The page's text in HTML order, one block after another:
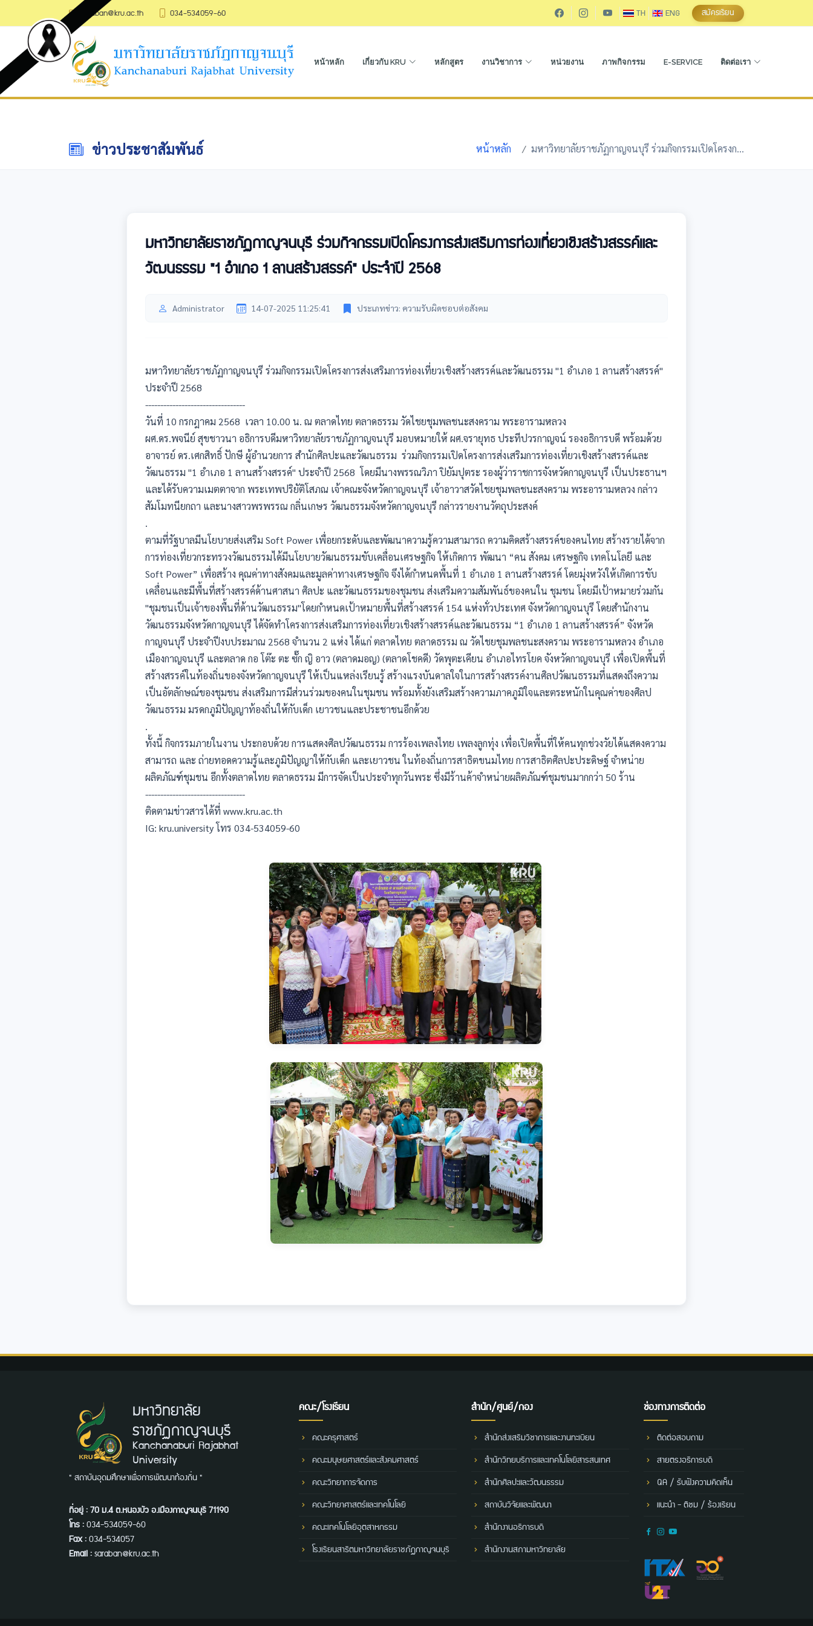
saraban@kru.ac.th 034-534059-60 TH ENG สมัครเรียน
หน้าหลัก เกี่ยวกับ KRU หลักสูตร งานวิชาการ หน่วยงาน ภาพกิจกรรม E-SERVICE ติดต่อเรา
ข่าวประชาสัมพันธ์ หน้าหลัก มหาวิทยาลัยราชภัฏกาญจนบุรี ร่วมกิจกรรมเปิดโครงก...
มหาวิทยาลัยราชภัฏกาญจนบุรี ร่วมกิจกรรมเปิดโครงการส่งเสริมการท่องเที่ยวเชิงสร้างสรรค์และ
วัฒนธรรม "1 อำเภอ 1 ลานสร้างสรรค์" ประจำปี 2568
Administrator 14-07-2025 11:25:41 ประเภทข่าว: ความรับผิดชอบต่อสังคม
มหาวิทยาลัยราชภัฏกาญจนบุรี ร่วมกิจกรรมเปิดโครงการส่งเสริมการท่องเที่ยวเชิงสร้างสรรค์และวัฒนธรรม "1 อำเภอ 1 ลานสร้างสรรค์"
ประจำปี 2568
---------------------------------
วันที่ 10 กรกฎาคม 2568 เวลา 10.00 น. ณ ตลาดไทย ตลาดธรรม วัดไชยชุมพลชนะสงคราม พระอารามหลวง
ผศ.ดร.พจนีย์ สุขชาวนา อธิการบดีมหาวิทยาลัยราชภัฏกาญจนบุรี มอบหมายให้ ผศ.จรายุทธ ประทีปวรกาญจน์ รองอธิการบดี พร้อมด้วย
อาจารย์ ดร.เศกสิทธิ์ ปักษี ผู้อำนวยการ สำนักศิลปะและวัฒนธรรม ร่วมกิจกรรมเปิดโครงการส่งเสริมการท่องเที่ยวเชิงสร้างสรรค์และ
วัฒนธรรม "1 อำเภอ 1 ลานสร้างสรรค์" ประจำปี 2568 โดยมีนางพรรณวิภา ปิยัมปุตระ รองผู้ว่าราชการจังหวัดกาญจนบุรี เป็นประธานฯ
และได้รับความเมตตาจาก พระเทพปริยัติโสภณ เจ้าคณะจังหวัดกาญจนบุรี เจ้าอาวาสวัดไชยชุมพลชนะสงคราม พระอารามหลวง กล่าว
สัมโมทนียกถา และนางสาวพรพรรณ กลิ่นเกษร วัฒนธรรมจังหวัดกาญจนบุรี กล่าวรายงานวัตถุประสงค์
.
ตามที่รัฐบาลมีนโยบายส่งเสริม Soft Power เพื่อยกระดับและพัฒนาความรู้ความสามารถ ความคิดสร้างสรรค์ของคนไทย สร้างรายได้จาก
การท่องเที่ยวกระทรวงวัฒนธรรมได้มีนโยบายวัฒนธรรมขับเคลื่อนเศรษฐกิจ ให้เกิดการ พัฒนา “คน สังคม เศรษฐกิจ เทคโนโลยี และ
Soft Power” เพื่อสร้าง คุณค่าทางสังคมและมูลค่าทางเศรษฐกิจ จึงได้กำหนดพื้นที่ 1 อำเภอ 1 ลานสร้างสรรค์ โดยมุ่งหวังให้เกิดการขับ
เคลื่อนและมีพื้นที่สร้างสรรค์ด้านศาสนา ศิลปะ และวัฒนธรรมของชุมชน ส่งเสริมความสัมพันธ์ของคนใน ชุมชน โดยมีเป้าหมายร่วมกัน
"ชุมชนเป็นเจ้าของพื้นที่ด้านวัฒนธรรม"โดยกำหนดเป้าหมายพื้นที่สร้างสรรค์ 154 แห่งทั่วประเทศ จังหวัดกาญจนบุรี โดยสำนักงาน
วัฒนธรรมจังหวัดกาญจนบุรี ได้จัดทำโครงการส่งเสริมการท่องเที่ยวเชิงสร้างสรรค์และวัฒนธรรม “1 อำเภอ 1 ลานสร้างสรรค์” จังหวัด
กาญจนบุรี ประจำปีงบประมาณ 2568 จำนวน 2 แห่ง ได้แก่ ตลาดไทย ตลาดธรรม ณ วัดไชยชุมพลชนะสงคราม พระอารามหลวง อำเภอ
เมืองกาญจนบุรี และตลาด กอ โต๊ะ ตะ ซั๊ก ญิ อาว (ตลาดมอญ) (ตลาดโชคดี) วัดพุตะเคียน อำเภอไทรโยค จังหวัดกาญจนบุรี เพื่อเปิดพื้นที่
สร้างสรรค์ในท้องถิ่นของจังหวัดกาญจนบุรี ให้เป็นแหล่งเรียนรู้ สร้างแรงบันดาลใจในการสร้างสรรค์งานศิลปวัฒนธรรมที่แสดงถึงความ
เป็นอัตลักษณ์ของชุมชน ส่งเสริมการมีส่วนร่วมของคนในชุมชน พร้อมทั้งยังเสริมสร้างความภาคภูมิใจและตระหนักในคุณค่าของศิลป
วัฒนธรรม มรดกภูมิปัญญาท้องถิ่นให้กับเด็ก เยาวชนและประชาชนอีกด้วย
.
ทั้งนี้ กิจกรรมภายในงาน ประกอบด้วย การแสดงศิลปวัฒนธรรม การร้องเพลงไทย เพลงลูกทุ่ง เพื่อเปิดพื้นที่ให้คนทุกช่วงวัยได้แสดงความ
สามารถ และ ถ่ายทอดความรู้และภูมิปัญญาให้กับเด็ก และเยาวชน ในท้องถิ่นการสาธิตขนมไทย การสาธิตศิลปะประดิษฐ์ จำหน่าย
ผลิตภัณฑ์ชุมชน อีกทั้งตลาดไทย ตลาดธรรม มีการจัดเป็นประจำทุกวันพระ ซึ่งมีร้านค้าจำหน่ายผลิตภัณฑ์ชุมชนมากกว่า 50 ร้าน
---------------------------------
ติดตามข่าวสารได้ที่ www.kru.ac.th
IG: kru.university โทร 034-534059-60
มหาวิทยาลัย
ราชภัฏกาญจนบุรี
Kanchanaburi Rajabhat
University
" สถาบันอุดมศึกษาเพื่อการพัฒนาท้องถิ่น "
ที่อยู่ : 70 ม.4 ต.หนองบัว อ.เมืองกาญจนบุรี 71190
โทร :034-534059-60
Fax :034-534057
Email :saraban@kru.ac.th
คณะ/โรงเรียน
คณะครุศาสตร์
คณะมนุษยศาสตร์และสังคมศาสตร์
คณะวิทยาการจัดการ
คณะวิทยาศาสตร์และเทคโนโลยี
คณะเทคโนโลยีอุตสาหกรรม
โรงเรียนสาธิตมหาวิทยาลัยราชภัฏกาญจนบุรี
สำนัก/ศูนย์/กอง
สำนักส่งเสริมวิชาการและงานทะเบียน
สำนักวิทยบริการและเทคโนโลยีสารสนเทศ
สำนักศิลปะและวัฒนธรรม
สถาบันวิจัยและพัฒนา
สำนักงานอธิการบดี
สำนักงานสภามหาวิทยาลัย
ช่องทางการติดต่อ
ติดต่อสอบถาม
สายตรงอธิการบดี
QA / รับฟังความคิดเห็น
แนะนำ - ติชม / ร้องเรียน